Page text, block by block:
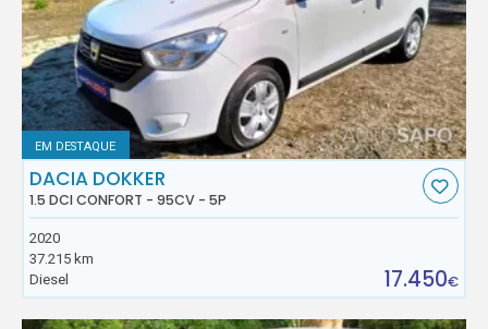
EM DESTAQUE
DACIA DOKKER
1.5 DCI CONFORT - 95CV - 5P
2020
37.215 km
Diesel
17.450€